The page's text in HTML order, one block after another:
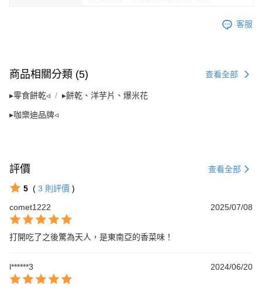
客服
商品相關分類 (5) 查看全部
▸零食餅乾◃ ▸餅乾、洋芋片、爆米花
▸咖樂迪品牌◃
評價 查看全部
5 ( 3 則評價 )
comet1222
2025/07/08
打開吃了之後驚為天人，是東南亞的香菜味！
l******3 2024/06/20